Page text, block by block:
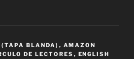
BLANDA) , AMAZON
DE LECTORES , ENGLISH